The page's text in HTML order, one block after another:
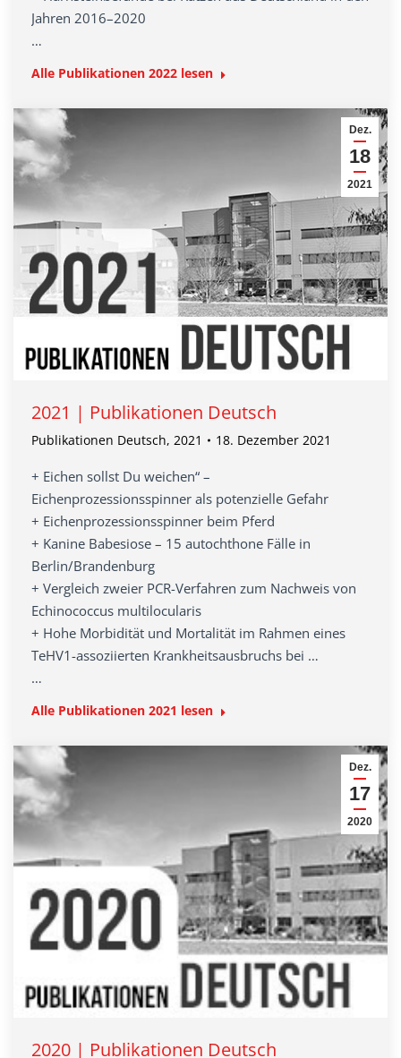
Jahren 2016–2020
…
Alle Publikationen 2022 lesen
Dez.
18
2021
2021 | Publikationen Deutsch
Publikationen Deutsch, 2021 18. Dezember 2021
+ Eichen sollst Du weichen“ –
Eichenprozessionsspinner als potenzielle Gefahr
+ Eichenprozessionsspinner beim Pferd
+ Kanine Babesiose – 15 autochthone Fälle in
Berlin/Brandenburg
+ Vergleich zweier PCR-Verfahren zum Nachweis von
Echinococcus multilocularis
+ Hohe Morbidität und Mortalität im Rahmen eines
TeHV1-assoziierten Krankheitsausbruchs bei …
…
Alle Publikationen 2021 lesen
Dez.
17
2020
2020 | Publikationen Deutsch